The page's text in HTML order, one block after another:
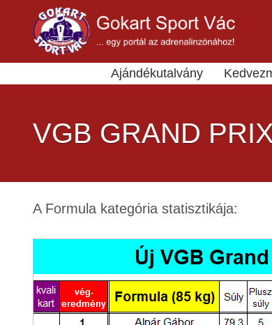
Ajándékutalvány
VGB GRAND
A Formula kategória statisztikája: